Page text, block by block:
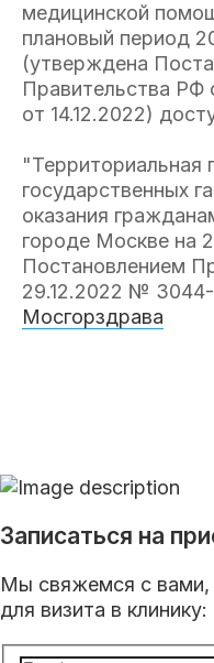
медицинской
плановый период
(утверждена
Правительства РФ
от 14.12.2022)
"Территориальная
государственных
оказания
городе Москве на
Постановлением
29.12.2022 №
Мосгорздрава
Записаться на
Мы свяжемся с вами,
для визита в клинику: